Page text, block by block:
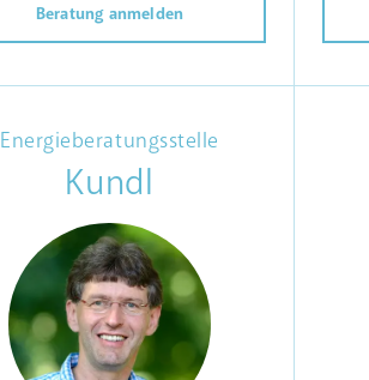
Beratung anmelden
Energieberatungsstelle
Kundl